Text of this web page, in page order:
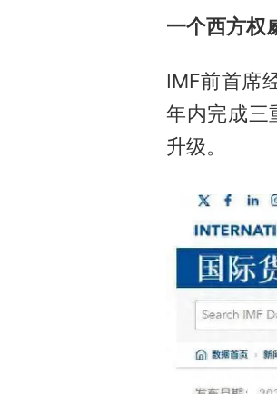
一个西方权
IMF前首席
年内完成三
升级。